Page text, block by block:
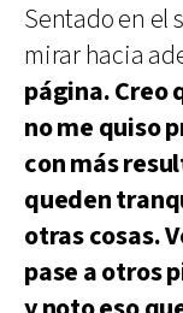
Sentado en el
mirar hacia
página. Creo
no me quiso
con más
queden
otras cosas.
pase a otros